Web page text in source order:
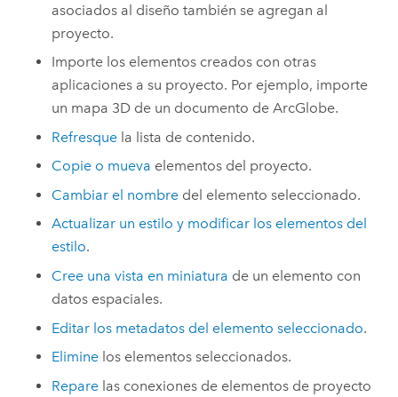
asociados al diseño también se agregan al
proyecto.
Importe los elementos creados con otras
aplicaciones a su proyecto. Por ejemplo, importe
un mapa 3D de un documento deArcGlobe.
Refresque la lista de contenido.
Copie o mueva elementos del proyecto.
Cambiar el nombre del elemento seleccionado.
Actualizar un estilo y modificar los elementos del
estilo.
Cree una vista en miniatura de un elemento con
datos espaciales.
Editar los metadatos del elemento seleccionado.
Elimine los elementos seleccionados.
Repare las conexiones de elementos de proyecto